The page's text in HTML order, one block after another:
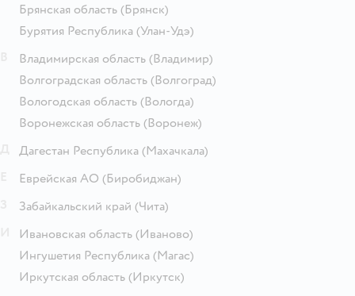
Брянская область (Брянск)
Бурятия Республика (Улан-Удэ)
Владимирская область (Владимир)
Волгоградская область (Волгоград)
Вологодская область (Вологда)
Воронежская область (Воронеж)
Дагестан Республика (Махачкала)
Еврейская АО (Биробиджан)
Забайкальский край (Чита)
Ивановская область (Иваново)
Ингушетия Республика (Магас)
Иркутская область (Иркутск)